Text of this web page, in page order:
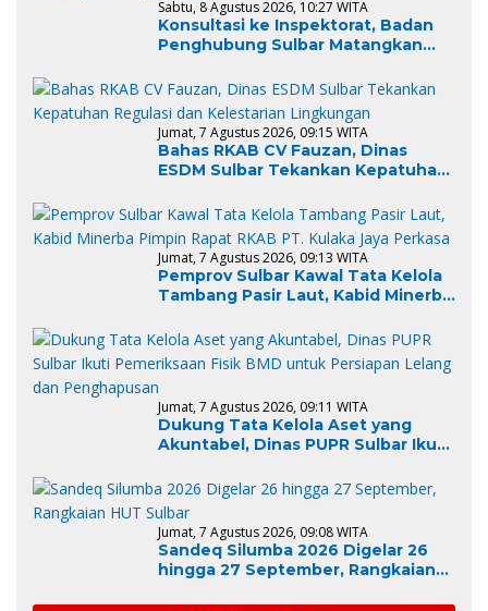
Sabtu, 8 Agustus 2026, 10:27 WITA
Konsultasi ke Inspektorat, Badan
Penghubung Sulbar Matangkan
Jumat, 7 Agustus 2026, 09:15 WITA
Bahas RKAB CV Fauzan, Dinas
ESDM Sulbar Tekankan Kepatuhan
Lingkungan
Jumat, 7 Agustus 2026, 09:13 WITA
Pemprov Sulbar Kawal Tata Kelola
Tambang Pasir Laut, Kabid Minerba
Perkasa
Jumat, 7 Agustus 2026, 09:11 WITA
Dukung Tata Kelola Aset yang
Akuntabel, Dinas PUPR Sulbar Ikuti
Persiapan Lelang dan
Penghapusan
Jumat, 7 Agustus 2026, 09:08 WITA
Sandeq Silumba 2026 Digelar 26
hingga 27 September, Rangkaian